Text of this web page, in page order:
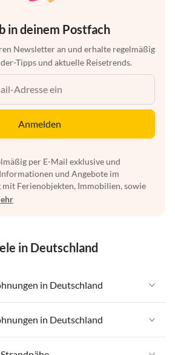
in deinem Postfach
Newsletter an und erhalte regelmäßig
Tipps und aktuelle Reisetrends.
Anmelden
per E-Mail exklusive und
und Angebote im
mit Ferienobjekten, Immobilien, sowie
in Deutschland
in Deutschland
in Deutschland